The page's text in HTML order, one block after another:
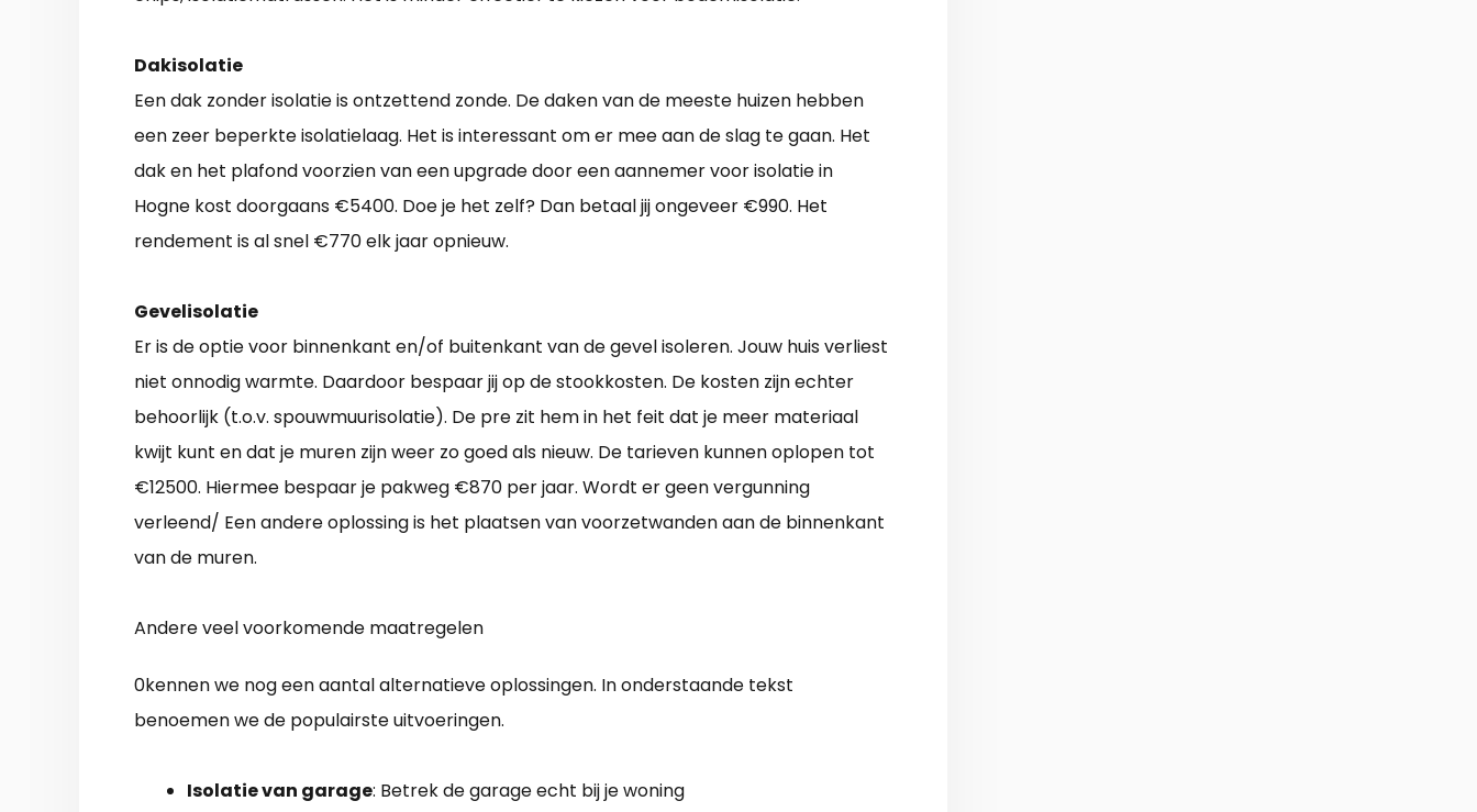
Dakisolatie
Een dak zonder isolatie is ontzettend zonde. De daken van de meeste huizen hebben
een zeer beperkte isolatielaag. Het is interessant om er mee aan de slag te gaan. Het
dak en het plafond voorzien van een upgrade door een aannemer voor isolatie in
Hogne kost doorgaans €5400. Doe je het zelf? Dan betaal jij ongeveer €990. Het
rendement is al snel €770 elk jaar opnieuw.
Gevelisolatie
Er is de optie voor binnenkant en/of buitenkant van de gevel isoleren. Jouw huis verliest
niet onnodig warmte. Daardoor bespaar jij op de stookkosten. De kosten zijn echter
behoorlijk (t.o.v. spouwmuurisolatie). De pre zit hem in het feit dat je meer materiaal
kwijt kunt en dat je muren zijn weer zo goed als nieuw. De tarieven kunnen oplopen tot
€12500. Hiermee bespaar je pakweg €870 per jaar. Wordt er geen vergunning
verleend/ Een andere oplossing is het plaatsen van voorzetwanden aan de binnenkant
van de muren.
Andere veel voorkomende maatregelen
0kennen we nog een aantal alternatieve oplossingen. In onderstaande tekst
benoemen we de populairste uitvoeringen.
Isolatie van garage: Betrek de garage echt bij je woning